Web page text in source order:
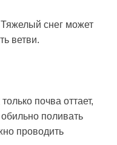
Тяжелый снег может
ветви.
только почва оттает,
поливать
проводить